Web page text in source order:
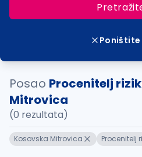
Posao Procenitelj
Mitrovica
(0 rezultata)
Kosovska Mitrovica Procenitelj